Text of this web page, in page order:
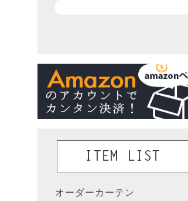
オーダーカーテン